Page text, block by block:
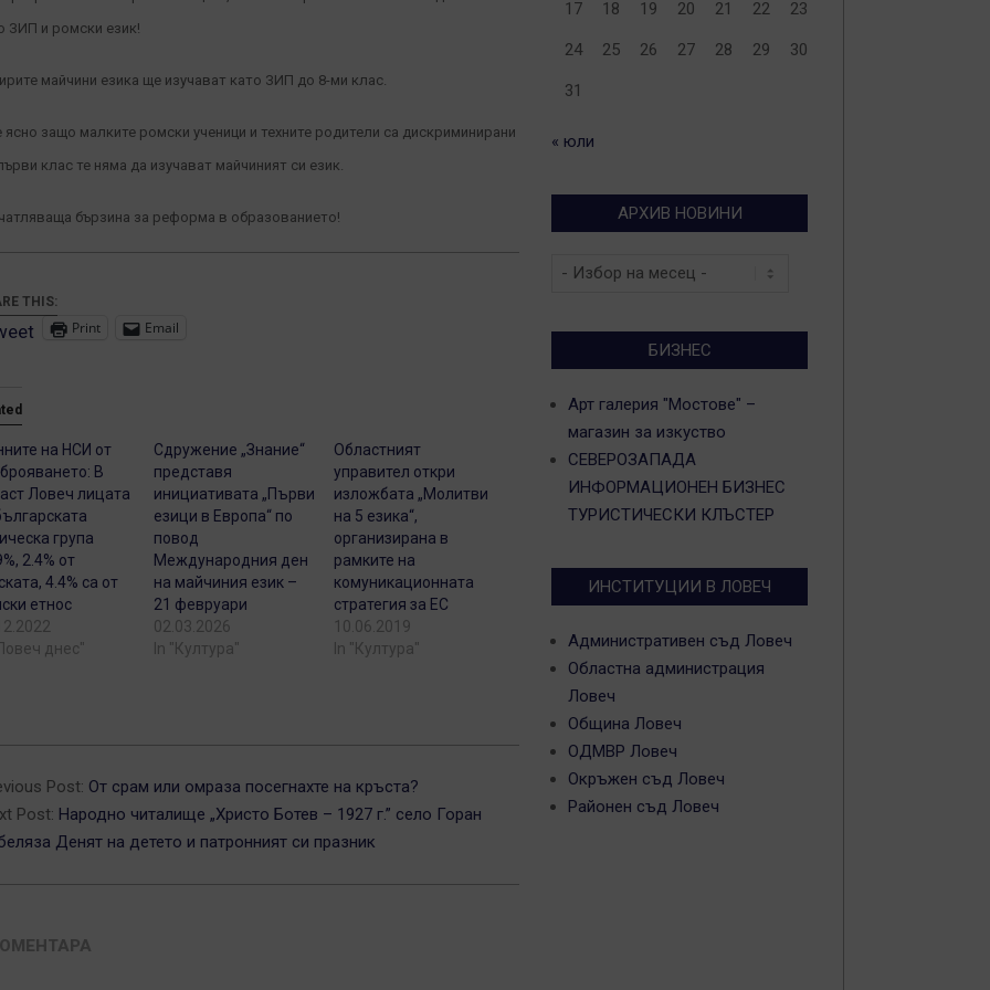
ЗИП и ромски език!
майчини езика ще изучават като ЗИП до 8-ми клас.
ясно защо малките ромски ученици и техните родители са дискриминирани
клас те няма да изучават майчиният си език.
бързина за реформа в образованието!
THIS:
Print Email
на НСИ от
В
Ловеч лицата
група
2.4% от
4.4% са от
етнос
днес"
Сдружение „Знание“
представя
инициативата „Първи
езици в Европа“ по
повод
Международния ден
на майчиния език –
21 февруари
02.03.2026
In "Култура"
Областният
управител откри
изложбата „Молитви
на 5 езика“,
организирана в
рамките на
комуникационната
стратегия за ЕС
10.06.2019
In "Култура"
Post: От срам или омраза посегнахте на кръста?
Post: Народно читалище „Христо Ботев – 1927 г.” село Горан
Денят на детето и патронният си празник
17 18 19 20 21 22 23
24 25 26 27 28 29 30
31
« юли
АРХИВ НОВИНИ
Архив
БИЗНЕС
Арт галерия "Мостове" –
магазин за изкуство
СЕВЕРОЗАПАДА
ИНФОРМАЦИОНЕН БИЗНЕС
ТУРИСТИЧЕСКИ КЛЪСТЕР
ИНСТИТУЦИИ В ЛОВЕЧ
Административен съд Ловеч
Областна администрация
Ловеч
Община Ловеч
ОДМВР Ловеч
Окръжен съд Ловеч
Районен съд Ловеч